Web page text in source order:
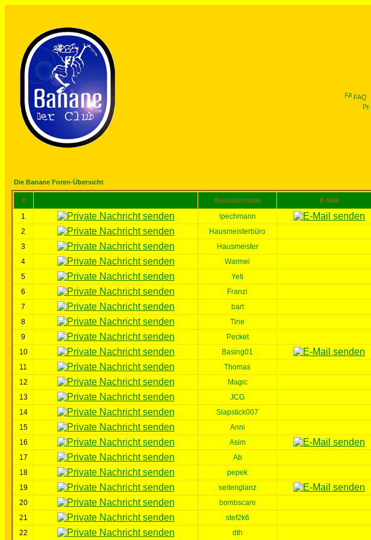
FAQ
Die Banane Foren-Übersicht
# Benutzername E-Mail
1 lpechmann
2
Hausmeisterbüro
3
Hausmeister
4
Warmei
5
Yeti
6
Franzi
7
bart
8
Tine
9
Pecket
10
Basing01
11
Thomas
12
Magic
13
JCG
14
Slapstick007
15
Anni
16
Asim
17
Ab
18
pepek
19
seitenglanz
20
bombscare
21
stef2k6
22
dth